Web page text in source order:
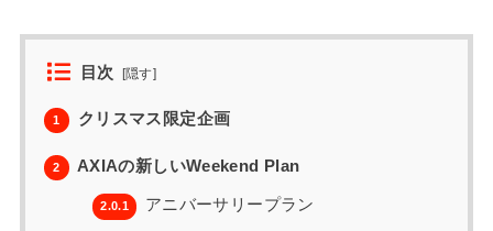
目次 [隠す]
1 クリスマス限定企画
2 AXIAの新しいWeekend Plan
2.0.1 アニバーサリープラン